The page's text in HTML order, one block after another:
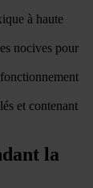
à haute
nocives pour
et contenant
la